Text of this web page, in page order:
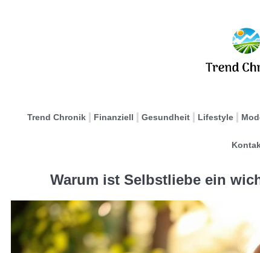
Trend Chronik Finanziell Gesundheit Lifestyle
Warum ist Selbstliebe ein